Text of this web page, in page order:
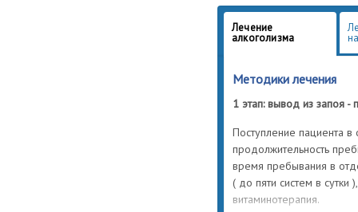
Лечение
алкоголизма
Методики лечения
1 этап: вывод из запоя -
Поступление пациента в
продолжительность
время пребывания в
( до пяти систем в сутки
витаминотерапия.